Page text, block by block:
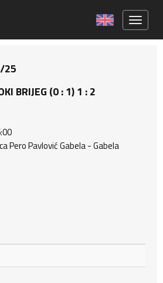
25
BRIJEG (0 : 1) 1 : 2
Pero Pavlović Gabela - Gabela